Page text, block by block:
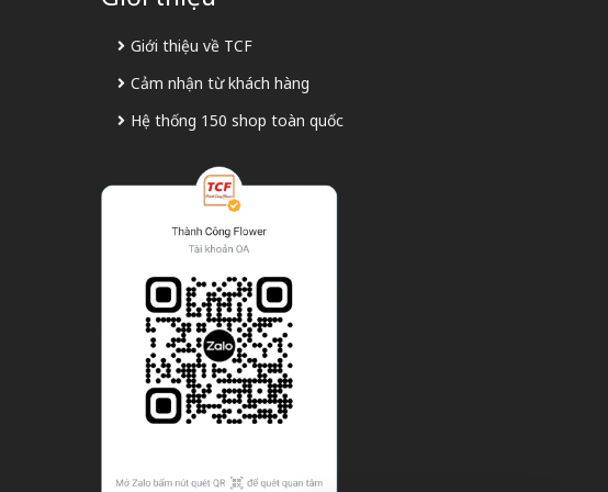
Giới thiệu về TCF
Cảm nhận từ khách hàng
Hệ thống 150 shop toàn quốc